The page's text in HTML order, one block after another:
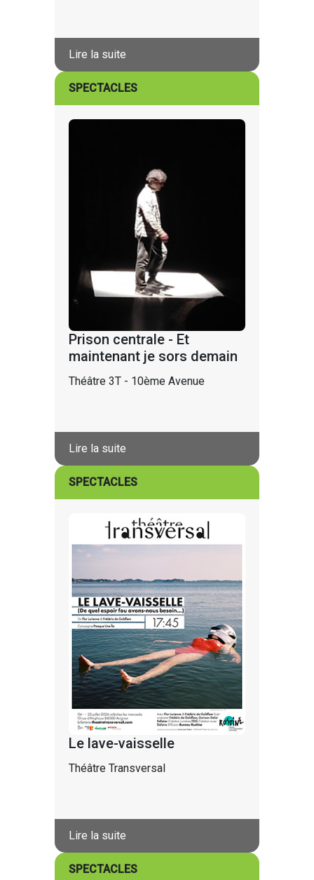
Lire la suite
SPECTACLES
Prison centrale - Et
maintenant je sors demain
Théâtre 3T - 10ème Avenue
Lire la suite
SPECTACLES
Le lave-vaisselle
Théâtre Transversal
Lire la suite
SPECTACLES